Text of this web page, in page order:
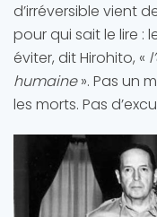
d’irréversible vient
pour qui sait le lire :
éviter, dit Hirohito, «
humaine». Pas un
les morts. Pas